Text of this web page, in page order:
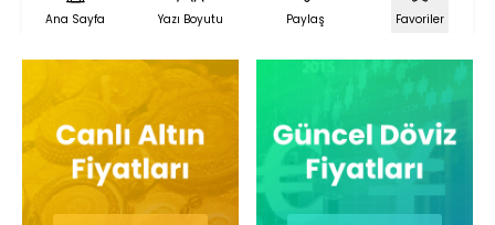
Ana Sayfa Yazı Boyutu Paylaş Favoriler